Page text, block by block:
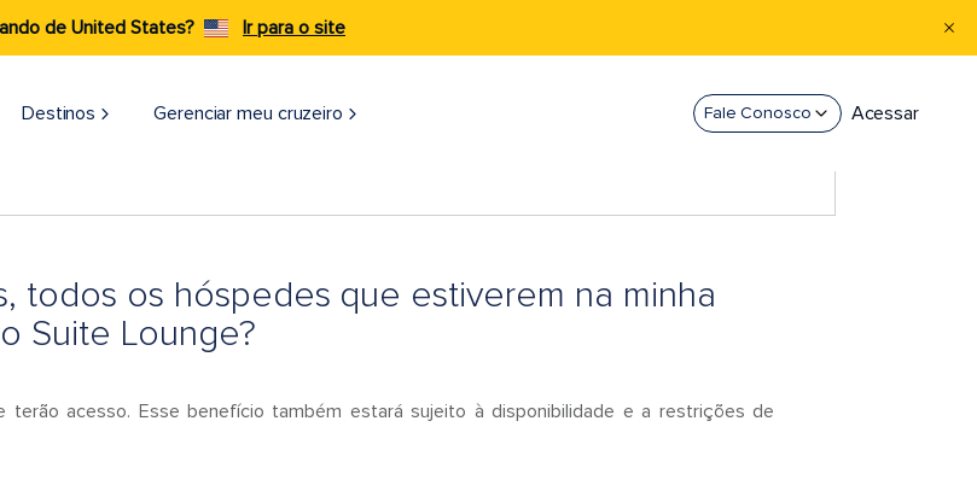
de United States? Ir para o site
Destinos Gerenciar meu cruzeiro Fale Conosco Acessar
todos os hóspedes que estiverem na minha
Suite Lounge?
terão acesso. Esse benefício também estará sujeito à disponibilidade e a restrições de